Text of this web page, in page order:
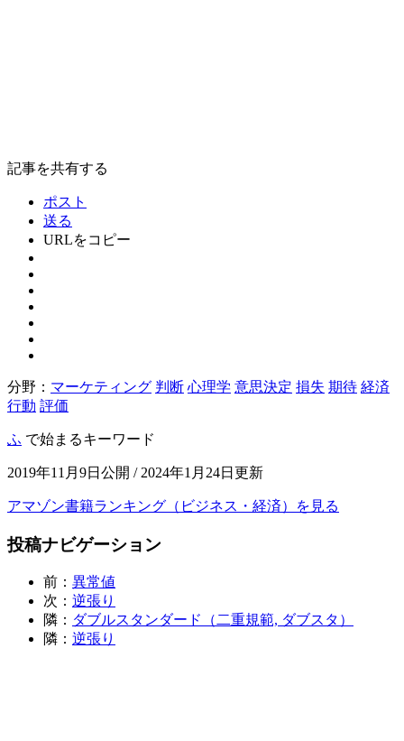
記事を共有する
ポスト
送る
URLをコピー
分野： マーケティング 判断 心理学 意思決定 損失 期待 経済
行動 評価
ふ で始まるキーワード
2019年11月9日公開 / 2024年1月24日更新
アマゾン書籍ランキング（ビジネス・経済）を見る
投稿ナビゲーション
前： 異常値
次： 逆張り
隣： ダブルスタンダード（二重規範, ダブスタ）
隣： 逆張り